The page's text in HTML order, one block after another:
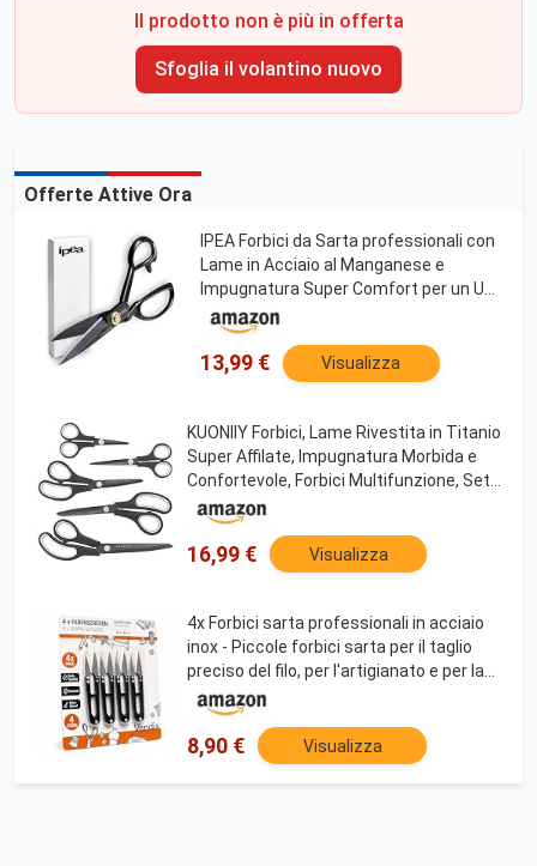
Il prodotto non è più in offerta
Sfoglia il volantino nuovo
Offerte Attive Ora
IPEA Forbici da Sarta professionali con
Lame in Acciaio al Manganese e
Impugnatura Super Comfort per un Uso
Prolungato – 21 cm (8" pollici) – Forbice
da Sarto per Taglio Tessuti, Vestiti,
Sartoria
13,99 € Visualizza
KUONIIY Forbici, Lame Rivestita in Titanio
Super Affilate, Impugnatura Morbida e
Confortevole, Forbici Multifunzione, Set
da 5 Pezzi, Nero
16,99 € Visualizza
4x Forbici sarta professionali in acciaio
inox - Piccole forbici sarta per il taglio
preciso del filo, per l'artigianato e per la
cura delle piante
8,90 € Visualizza